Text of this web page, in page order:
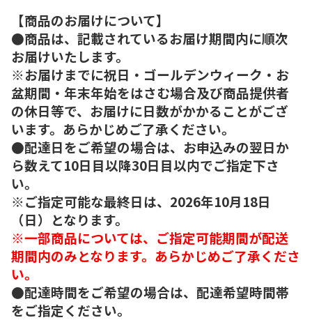
【商品のお届けについて】
●商品は、記載されているお届け期間内に順次
お届けいたします。
※お届けまでに祝日・ゴールデンウィーク・お
盆期間・年末年始をはさむ場合及び商品提供者
の休日等で、お届けに日数がかかることがござ
います。あらかじめご了承ください。
●配達日をご希望の場合は、お申込みの翌日か
ら数えて10日目以降30日目以内でご指定下さ
い。
※ご指定可能な最終日は、2026年10月18日
（日）となります。
※一部商品については、ご指定可能期間が配送
期間内のみとなります。あらかじめご了承くださ
い。
●配達時間をご希望の場合は、配達希望時間帯
をご指定ください。